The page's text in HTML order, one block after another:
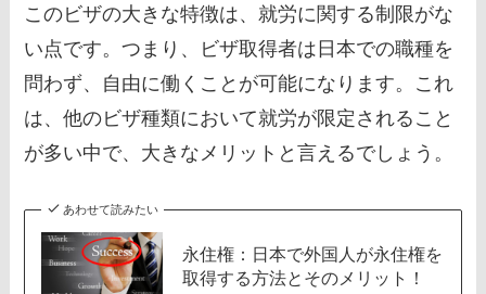
このビザの大きな特徴は、就労に関する制限がな
い点です。つまり、ビザ取得者は日本での職種を
問わず、自由に働くことが可能になります。これ
は、他のビザ種類において就労が限定されること
が多い中で、大きなメリットと言えるでしょう。
あわせて読みたい
永住権：日本で外国人が永住権を
取得する方法とそのメリット！